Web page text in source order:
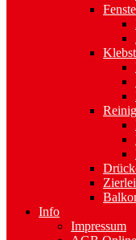
Info
Impressum